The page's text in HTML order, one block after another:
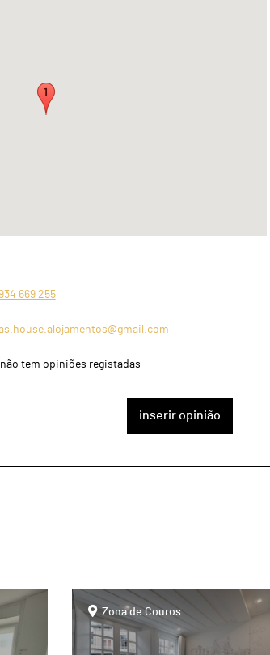
669 255
tem opiniões registadas
inserir opinião
pageZona de Couros